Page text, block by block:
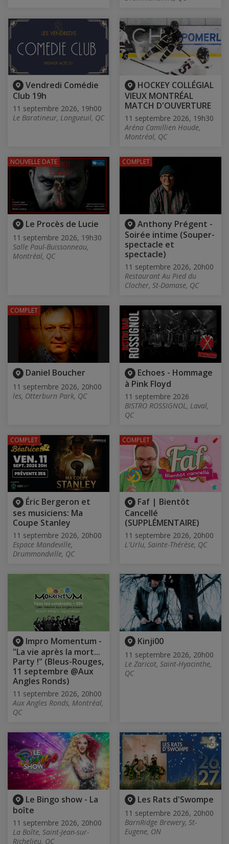
Vendredi Comédie
Club 19h
11 septembre 2026, 19h00
Le Baratineur, Longueuil, QC
HOCKEY COLLÉGIAL
VIEUX MONTRÉAL
MATCH D'OUVERTURE
11 septembre 2026, 19h30
Aréna Camillien Houde,
Montréal, QC
Le Procès de Lucie
11 septembre 2026, 19h30
Salle Paul-Buissonneau,
Montréal, QC
NOUVELLE DATE
Anthony Prégent -
Soirée intime (Souper-
spectacle et
spectacle)
11 septembre 2026, 20h00
Restaurant Au Pied du
Clocher, St-Damase, QC
COMPLET
Daniel Boucher
11 septembre 2026, 20h00
les, Otterburn Park, QC
COMPLET
Echoes - Hommage
à Pink Floyd
11 septembre 2026
BISTRO ROSSIGNOL, Laval,
QC
Éric Bergeron et
ses musiciens: Ma
Coupe Stanley
11 septembre 2026, 20h00
Espace Mandeville,
Drummondville, QC
COMPLET
Faf | Bientôt
Cancellé
(SUPPLÉMENTAIRE)
11 septembre 2026, 20h00
L'Urlu, Sainte-Thérèse, QC
COMPLET
Impro Momentum -
"La vie après la mort...
Party !" (Bleus-Rouges,
11 septembre @Aux
Angles Ronds)
11 septembre 2026, 20h00
Aux Angles Ronds, Montréal,
QC
Kinji00
11 septembre 2026, 20h00
Le Zaricot, Saint-Hyacinthe,
QC
Le Bingo show - La
boîte
11 septembre 2026, 20h00
La Boîte, Saint-Jean-sur-
Richelieu, QC
Les Rats d'Swompe
11 septembre 2026, 20h00
BarnRidge Brewery, St-
Eugene, ON